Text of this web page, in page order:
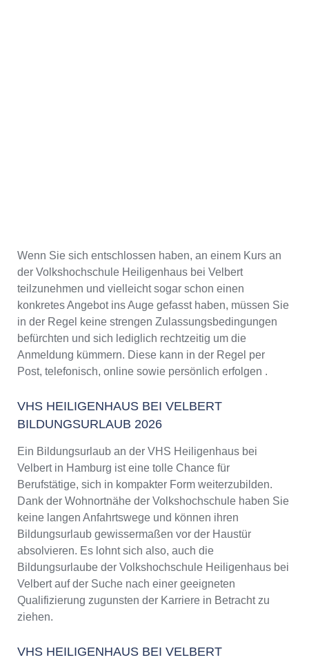
Wenn Sie sich entschlossen haben, an einem Kurs an
der Volkshochschule Heiligenhaus bei Velbert
teilzunehmen und vielleicht sogar schon einen
konkretes Angebot ins Auge gefasst haben, müssen Sie
in der Regel keine strengen Zulassungsbedingungen
befürchten und sich lediglich rechtzeitig um die
Anmeldung kümmern. Diese kann in der Regel per
Post, telefonisch, online sowie persönlich erfolgen .
VHS HEILIGENHAUS BEI VELBERT
BILDUNGSURLAUB 2026
Ein Bildungsurlaub an der VHS Heiligenhaus bei
Velbert in Hamburg ist eine tolle Chance für
Berufstätige, sich in kompakter Form weiterzubilden.
Dank der Wohnortnähe der Volkshochschule haben Sie
keine langen Anfahrtswege und können ihren
Bildungsurlaub gewissermaßen vor der Haustür
absolvieren. Es lohnt sich also, auch die
Bildungsurlaube der Volkshochschule Heiligenhaus bei
Velbert auf der Suche nach einer geeigneten
Qualifizierung zugunsten der Karriere in Betracht zu
ziehen.
VHS HEILIGENHAUS BEI VELBERT